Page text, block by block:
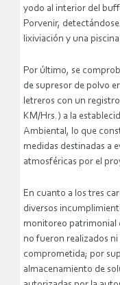
yodo al interior del
Porvenir,
lixiviación y una
Por último, se
de supresor de polvo
letreros con un
KM/Hrs.) a la
Ambiental, lo que
medidas destinadas a
atmosféricas por el
En cuanto a los tres
diversos
monitoreo patrimonial
no fueron realizados
comprometida; por
almacenamiento de